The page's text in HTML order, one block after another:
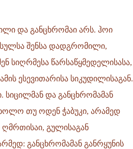
და განცხრომაი არს. ჰოი
შენსა დადგრომილი,
სიღრმესა წარსაწყმედელისასა,
ესევითარისა სიკუდილისაგან.
სიცილმან და განცხრომამან
ხოლო თუ ოდენ ჭაბუკი, არამედ
ღმრთისაი, გულისაგან
განცხრომამან განრყუნის